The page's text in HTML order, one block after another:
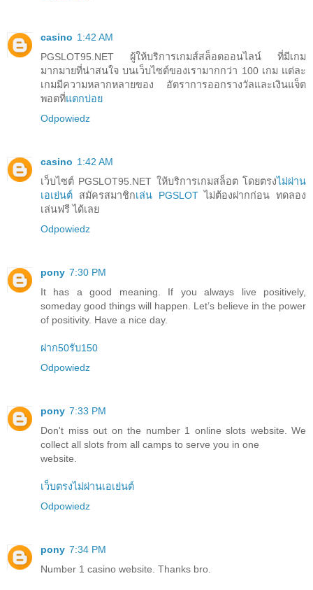
casino 1:42 AM
PGSLOT95.NET ผู้ให้บริการเกมส์สล็อตออนไลน์ ที่มีเกม
มากมายที่น่าสนใจ บนเว็บไซต์ของเรามากกว่า 100 เกม แต่ละ
เกมมีความหลากหลายของ อัตราการออกรางวัลและเงินแจ็ต
พอตที่แตกบ่อย
Odpowiedz
casino 1:42 AM
เว็บไซต์ PGSLOT95.NET ให้บริการเกมสล็อต โดยตรงไม่ผ่าน
เอเย่นต์ สมัครสมาชิกเล่น PGSLOTไม่ต้องฝากก่อน ทดลอง
เล่นฟรี ได้เลย
Odpowiedz
pony 7:30 PM
It has a good meaning. If you always live positively,
someday good things will happen. Let’s believe in the power
of positivity. Have a nice day.
ฝาก50รับ150
Odpowiedz
pony 7:33 PM
Don't miss out on the number 1 online slots website. We
collect all slots from all camps to serve you in one
website.
เว็บตรงไม่ผ่านเอเย่นต์
Odpowiedz
pony 7:34 PM
Number 1 casino website. Thanks bro.